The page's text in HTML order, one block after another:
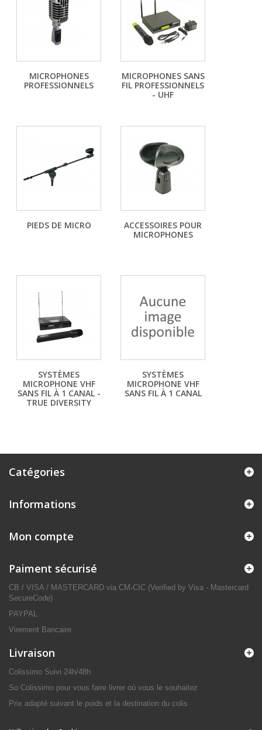
MICROPHONES
PROFESSIONNELS
MICROPHONES SANS
FIL PROFESSIONNELS
- UHF
PIEDS DE MICRO
ACCESSOIRES POUR
MICROPHONES
SYSTÈMES
MICROPHONE VHF
SANS FIL À 1 CANAL -
TRUE DIVERSITY
SYSTÈMES
MICROPHONE VHF
SANS FIL À 1 CANAL
Catégories
Informations
Mon compte
Paiment sécurisé
CB / VISA / MASTERCARD via CM-CIC (Verified by Visa - Mastercard
SecureCode)
PAYPAL
Virement Bancaire
Livraison
Colissimo Suivi 24h/48h
So Colissimo pour vous faire livrer où vous le souhaitez
Prix adapté suivant le poids et la destination du colis